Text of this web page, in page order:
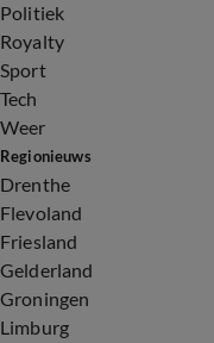
Politiek
Royalty
Sport
Tech
Weer
Regionieuws
Drenthe
Flevoland
Friesland
Gelderland
Groningen
Limburg